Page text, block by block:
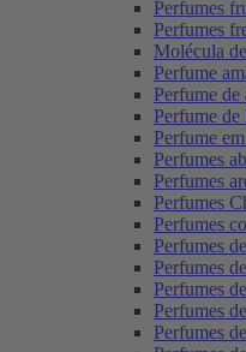
Perfumes
Perfumes
Molécula
Perfume
Perfume de
Perfume de
Perfume
Perfumes
Perfumes
Perfumes
Perfumes
Perfumes
Perfumes
Perfumes
Perfumes
Perfumes